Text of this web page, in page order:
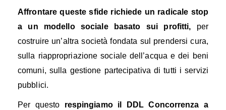
Affrontare queste sfide richiede un radicale stop
a un modello sociale basato sui profitti, per
costruire un’altra società fondata sul prendersi cura,
sulla riappropriazione sociale dell’acqua e dei beni
comuni, sulla gestione partecipativa di tutti i servizi
pubblici.
Per questo respingiamo il DDL Concorrenza a